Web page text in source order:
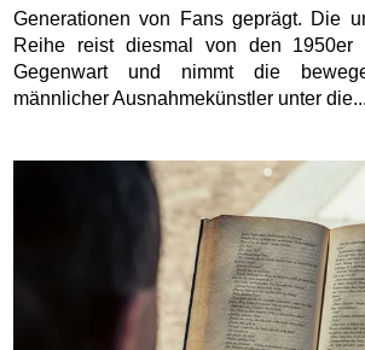
Generationen von Fans geprägt. Die
Reihe reist diesmal von den
Gegenwart und nimmt die
männlicher Ausnahmekünstler unter die...